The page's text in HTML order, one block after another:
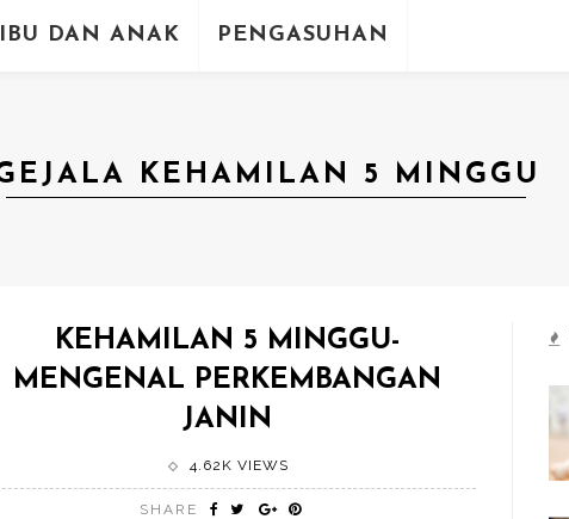
IBU DAN ANAK PENGASUHAN
KEHAMILAN 5 MINGGU
KEHAMILAN 5 MINGGU-
MENGENAL PERKEMBANGAN
JANIN
4.62K VIEWS
SHARE